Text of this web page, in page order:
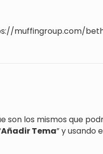
muffingroup.com/
los mismos que
Añadir Tema” y usando